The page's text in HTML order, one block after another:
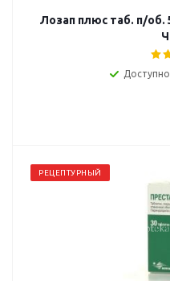
Лозап плюс таб. п/
РЕЦЕПТУРНЫЙ